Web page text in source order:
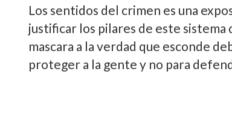
Los sentidos del crimen es una
justificar los pilares de este
mascara a la verdad que esconde
proteger a la gente y no para